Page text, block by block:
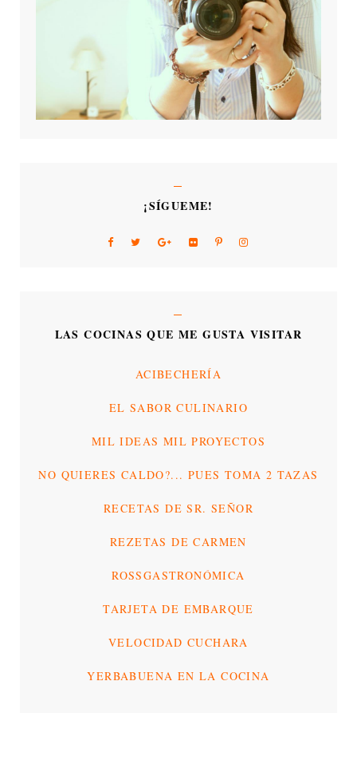
¡SÍGUEME!
LAS COCINAS QUE ME GUSTA VISITAR
ACIBECHERÍA
EL SABOR CULINARIO
MIL IDEAS MIL PROYECTOS
NO QUIERES CALDO?... PUES TOMA 2 TAZAS
RECETAS DE SR. SEÑOR
REZETAS DE CARMEN
ROSSGASTRONÓMICA
TARJETA DE EMBARQUE
VELOCIDAD CUCHARA
YERBABUENA EN LA COCINA